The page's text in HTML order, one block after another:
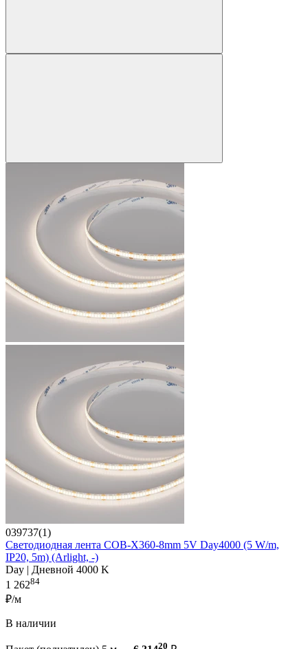
039737(1)
Светодиодная лента COB-X360-8mm 5V Day4000 (5 W/m,
IP20, 5m) (Arlight, -)
Day | Дневной 4000 K
1 26284
₽/м
В наличии
20